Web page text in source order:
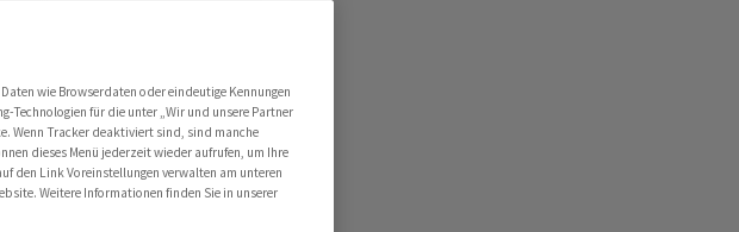
wie Browserdaten oder eindeutige Kennungen
Technologien für die unter „Wir und unsere Partner
Wenn Tracker deaktiviert sind, sind manche
dieses Menü jederzeit wieder aufrufen, um Ihre
den Link Voreinstellungen verwalten am unteren
Weitere Informationen finden Sie in unserer